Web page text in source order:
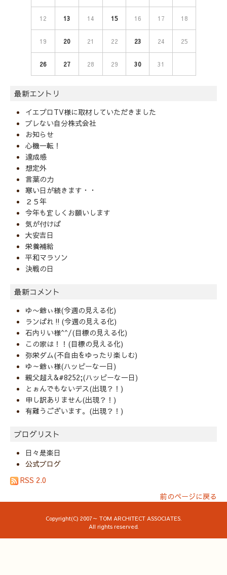
12 13 14 15 16 17 18
19 20 21 22 23 24 25
26 27 28 29 30 31
最新エントリ
イエプロTV様に取材していただきました
ブレない自分株式会社
お知らせ
心機一転！
達成感
想定外
言葉の力
寒い日が続きます・・
２５年
今年も宜しくお願いします
気が付けば
大安吉日
栄養補給
平和マラソン
決戦の日
最新コメント
ゆ〜爺ぃ様(今週の見える化)
ランばれ‼️(今週の見える化)
石内りい様^^/(目標の見える化)
この家は！！(目標の見える化)
弥栄ダム(不自由をゆったり楽しむ)
ゆ～爺ぃ様(ハッピーな一日)
親父超え&#8252;(ハッピーな一日)
とぉんでもないデス(出現？！)
申し訳ありません(出現？！)
有難うございます。(出現？！)
ブログリスト
日々是楽日
公式ブログ
RSS 2.0
前のページに戻る
Copyright(C) 2007～ TOM ARCHITECT ASSOCIATES.
All rights reserved.